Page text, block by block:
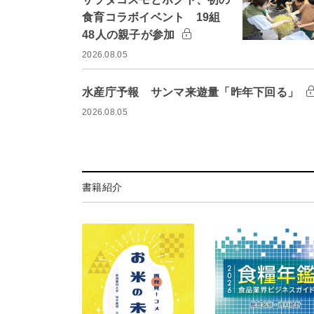
食育コラボイベント 19組
48人の親子が参加
2026.08.05
水産庁予報 サンマ来遊量「昨年下回る」
2026.08.05
書籍紹介